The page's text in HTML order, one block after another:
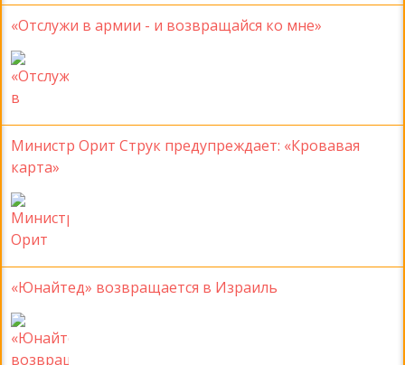
«Отслужи в армии - и возвращайся ко мне»
Министр Орит Струк предупреждает: «Кровавая
карта»
«Юнайтед» возвращается в Израиль